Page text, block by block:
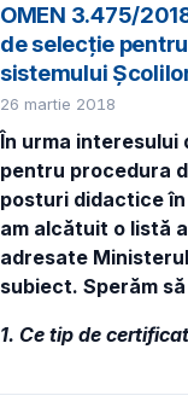
OMEN 3.475/
de selecție
sistemului
26 martie 2018
În urma
pentru procedura
posturi didactice
am alcătuit o listă
adresate
subiect. Sperăm
1. Ce tip de